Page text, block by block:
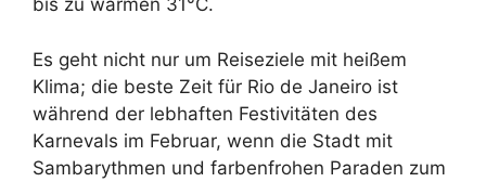
bis zu warmen 31°C.
Es geht nicht nur um Reiseziele mit heißem
Klima; die beste Zeit für Rio de Janeiro ist
während der lebhaften Festivitäten des
Karnevals im Februar, wenn die Stadt mit
Sambarythmen und farbenfrohen Paraden zum